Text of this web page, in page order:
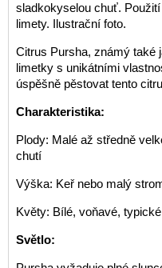
sladkokyselou chuť.
limety. Ilustrační foto.
Citrus Pursha, známý také
limetky s unikátními
úspěšně pěstovat tento
Charakteristika:
Plody: Malé až středně
chutí
Výška: Keř nebo malý
Květy: Bílé, voňavé,
Světlo: